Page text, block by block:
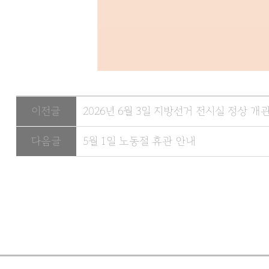
이전글 2026년 6월 3일 지방선거 전시실 정상 개
다음글 5월 1일 노동절 휴관 안내